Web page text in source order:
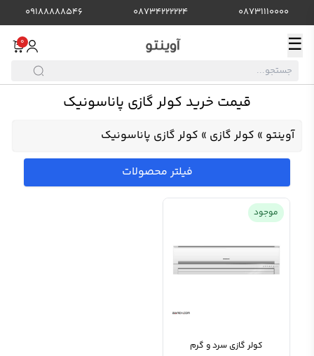
08731110000
08734222224
09188888546
☰
0
قیمت خرید کولر گازی پاناسونیک
آوینتو » کولر گازی » کولر گازی پاناسونیک
فیلتر محصولات
موجود
کولر گازی سرد و گرم